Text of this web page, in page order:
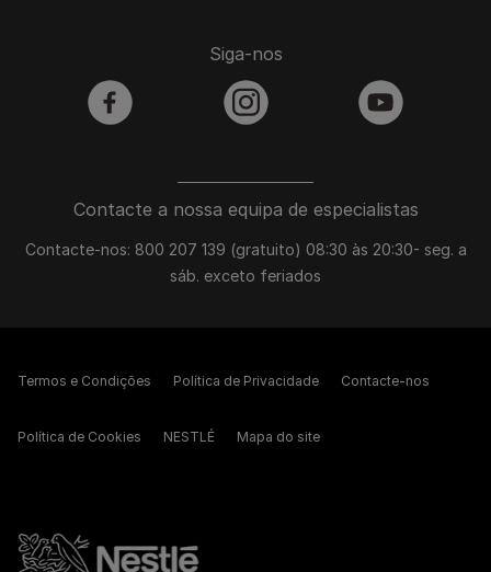
Contacte a nossa equipa de especialistas
Contacte-nos: 800 207 139 (gratuito) 08:30 às 20:30- seg. a
sáb. exceto feriados
Siga-nos
facebook instagram youtube
Termos e Condições Política de Privacidade Contacte-nos
Política de Cookies NESTLÉ Mapa do site